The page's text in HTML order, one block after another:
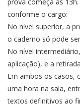
conforme o cargo:
No nível superior, a
o caderno só pode
No nível
aplicação), e a
Em ambos os casos,
uma hora na sala,
textos definitivos ao